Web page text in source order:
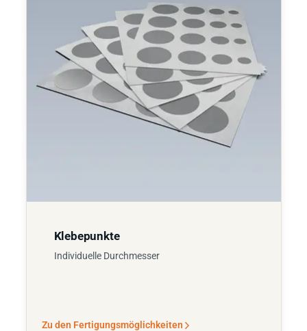
Klebepunkte
Individuelle Durchmesser
Zu den Fertigungsmöglichkeiten